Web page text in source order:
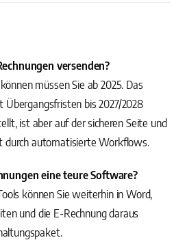
versenden?
müssen Sie ab 2025. Das
bis 2027/2028
ist aber auf der sicheren Seite und
durch automatisierte Workflows.
eine teure Software?
können Sie weiterhin in Word,
und die E-Rechnung daraus